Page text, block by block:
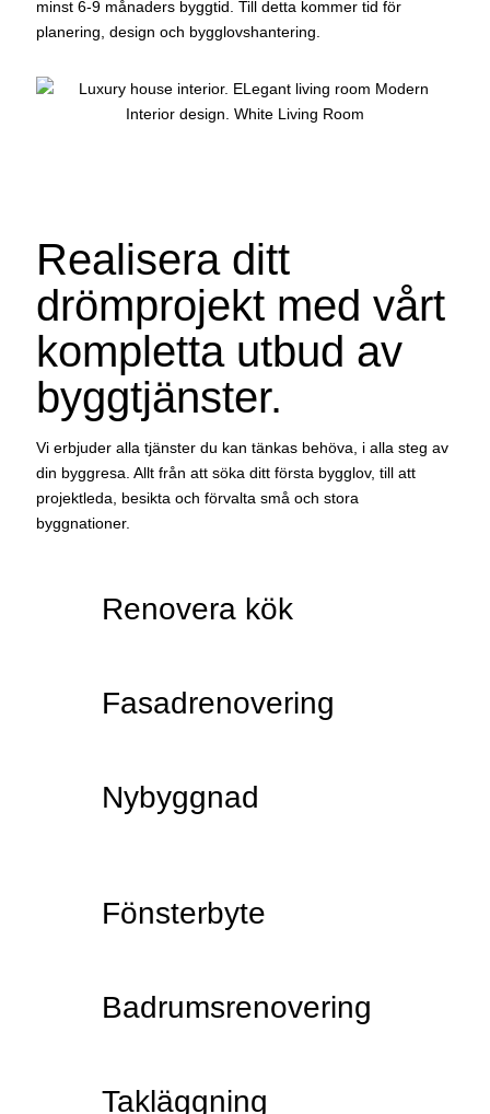
minst 6-9 månaders byggtid. Till detta kommer tid för
planering, design och bygglovshantering.
Realisera ditt
drömprojekt med vårt
kompletta utbud av
byggtjänster.
Vi erbjuder alla tjänster du kan tänkas behöva, i alla steg av
din byggresa. Allt från att söka ditt första bygglov, till att
projektleda, besikta och förvalta små och stora
byggnationer.
Renovera kök
Fasadrenovering
Nybyggnad
Fönsterbyte
Badrumsrenovering
Takläggning